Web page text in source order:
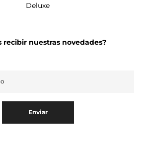
Deluxe
recibir nuestras novedades?
Enviar